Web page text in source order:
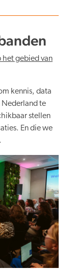
het gebied van
kennis, data
Nederland te
stellen
En die we